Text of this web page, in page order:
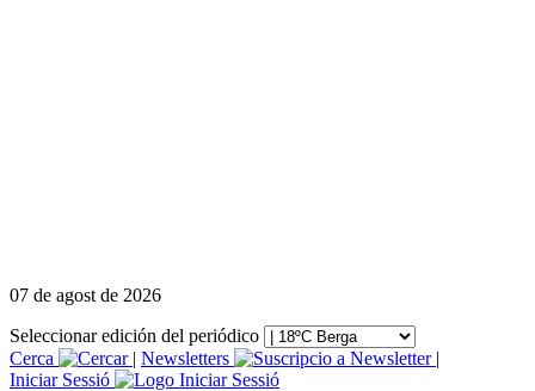
07 de agost de 2026
Seleccionar edición del periódico
Cerca
| Newsletters
|
Iniciar Sessió